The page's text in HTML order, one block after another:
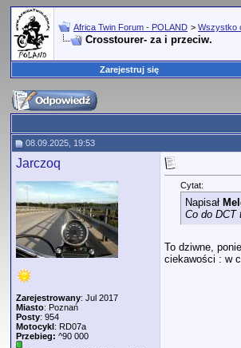
Africa Twin Forum - POLAND > Wszystko
Crosstourer- za i przeciw.
Zarejestruj się
08.09.2025, 19:53
Jarczoq
Zarejestrowany: Jul 2017
Miasto: Poznań
Posty: 954
Motocykl: RD07a
Przebieg: ^90 000
Cytat:
Napisał
Co do DCT
To dziwne,
ciekawości : w